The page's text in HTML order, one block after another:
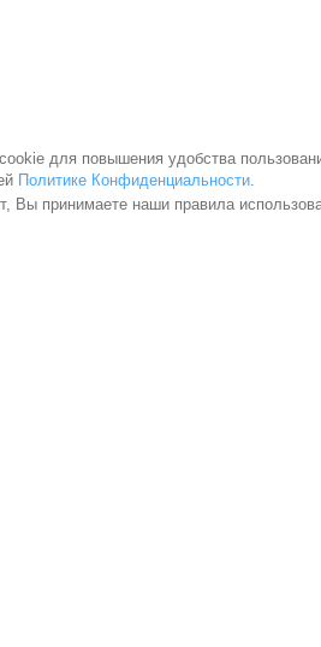
для повышения удобства
Политике Конфиденциальности.
Вы принимаете наши правила